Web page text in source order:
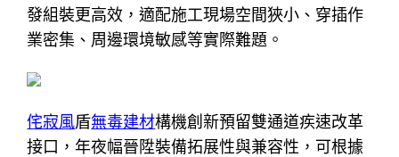
發組裝更高效，適配施工現場空間狹小、穿插作
業密集、周邊環境敏感等實際難題。
侘寂風盾無毒建材構機創新預留雙通道疾速改革
接口，年夜幅晉陞裝備拓展性與兼容性，可根據